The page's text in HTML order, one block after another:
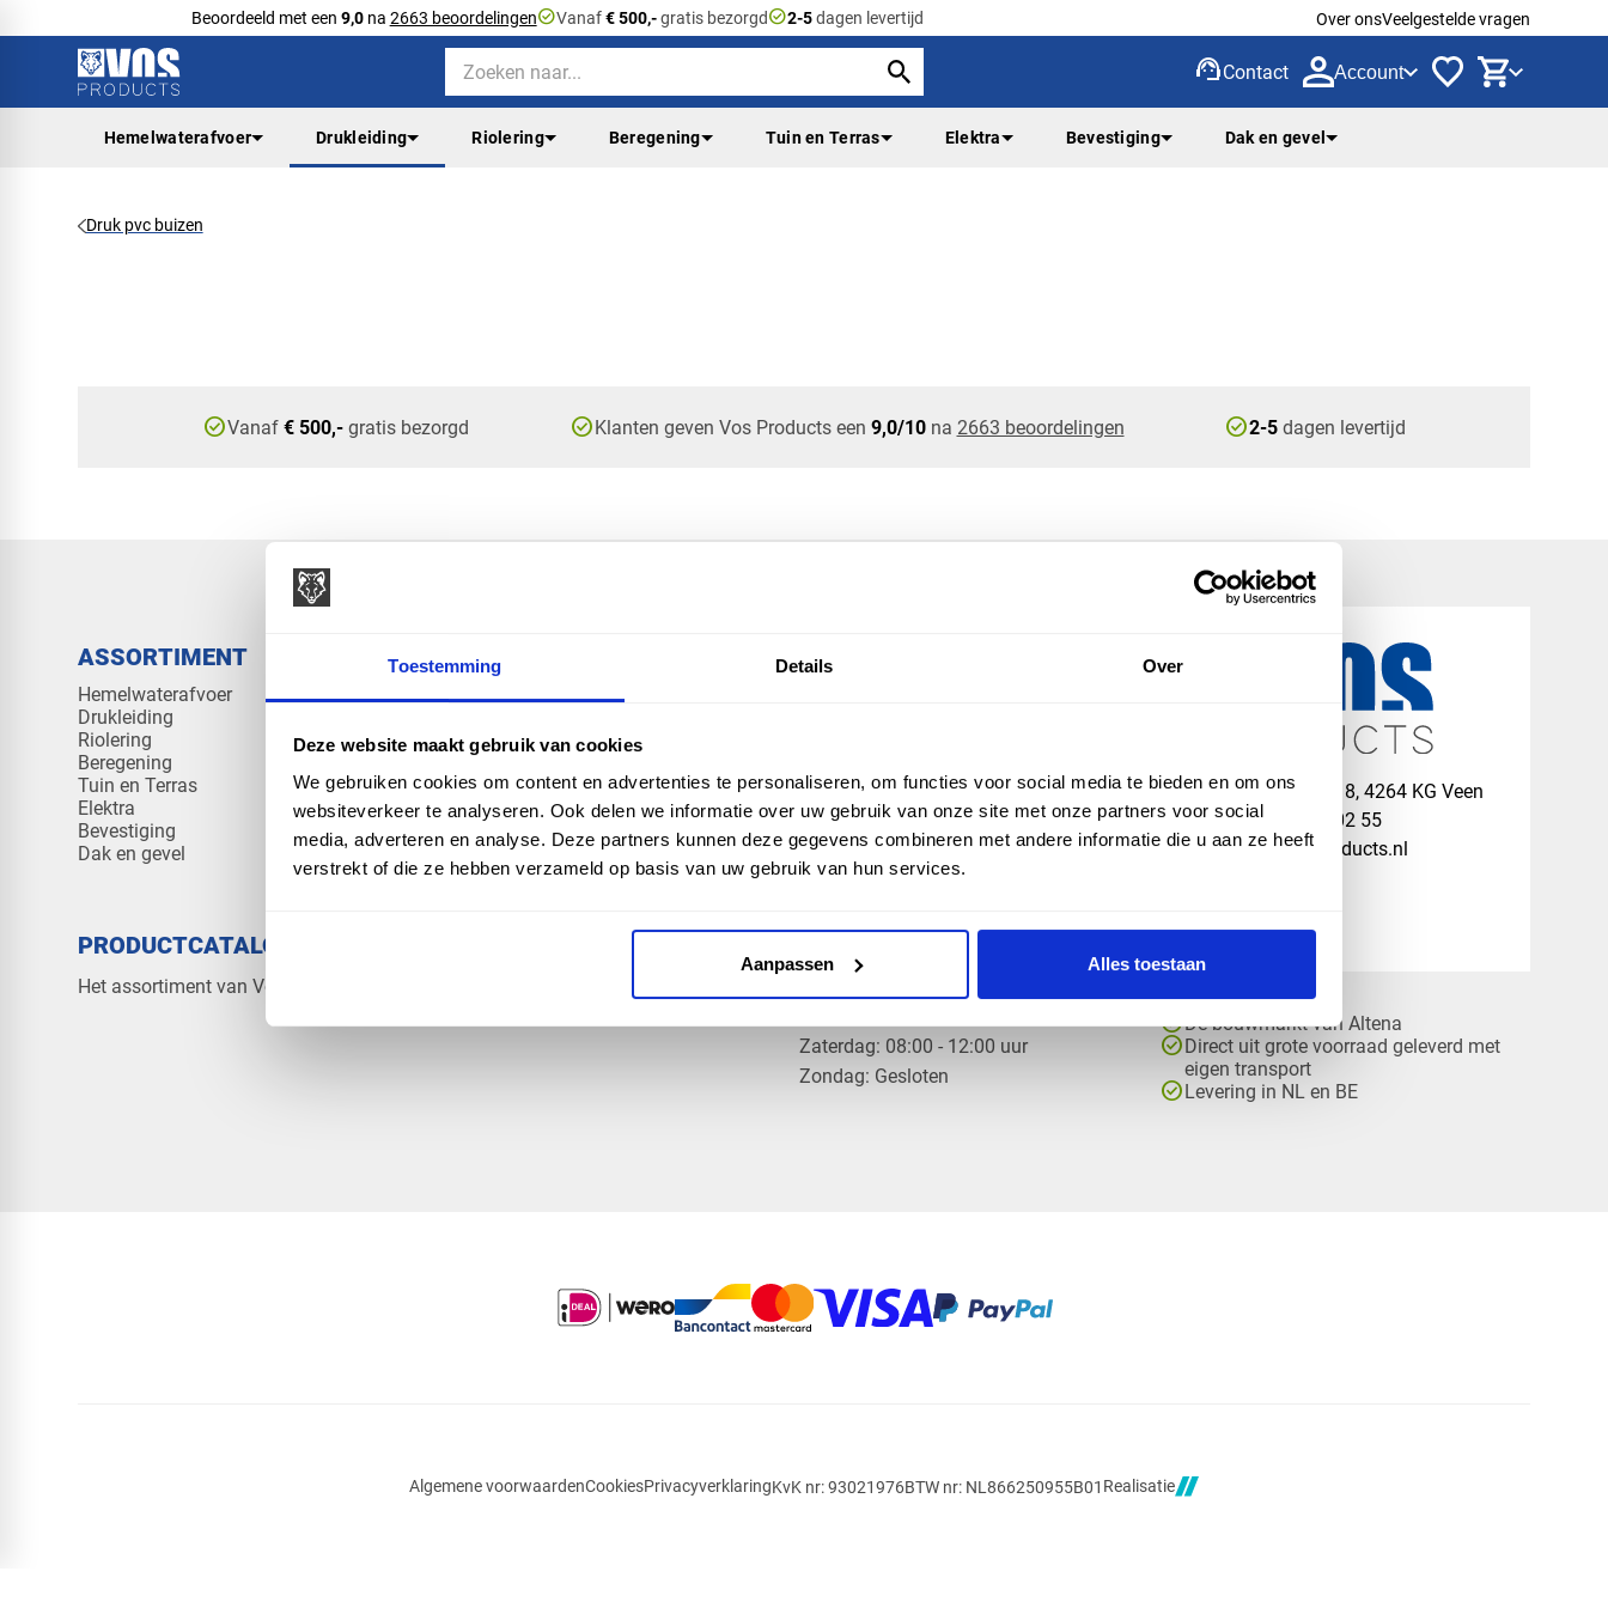
Toestemming Details Over
Deze website maakt gebruik van cookies
We gebruiken cookies om content en advertenties te personaliseren, om functies voor social media te bieden en om ons
websiteverkeer te analyseren. Ook delen we informatie over uw gebruik van onze site met onze partners voor social
media, adverteren en analyse. Deze partners kunnen deze gegevens combineren met andere informatie die u aan ze heeft
verstrekt of die ze hebben verzameld op basis van uw gebruik van hun services.
Aanpassen Alles toestaan
Beoordeeld met een 9,0na 2663 beoordelingencheck_circleVanaf€ 500,-gratis bezorgdcheck_circle2-5dagen levertijd Over onsVeelgestelde vragen
support_agentContact Account
Hemelwaterafvoer Drukleiding Riolering Beregening Tuin en Terras Elektra Bevestiging Dak en gevel
Druk pvc buizen
check_circleVanaf € 500,-gratis bezorgd check_circleKlanten geven Vos Products een 9,0/10na 2663 beoordelingen check_circle2-5 dagen levertijd
ASSORTIMENT
Hemelwaterafvoer
Drukleiding
Riolering
Beregening
Tuin en Terras
Elektra
Bevestiging
Dak en gevel
KENNIS EN HULP
Klantenservice
Veelgestelde vragen
ZAKELIJK
PRODUCTCATALOGUS 2026
Het assortiment van Vos Products
​Zaterdag: 08:00 - 12:00 uur
​Zondag: Gesloten
map Veensesteeg 8, 4264 KG Veen
phone_enabled +31 416 75 02 55
mail info@vosproducts.nl
check_circleDé bouwmarkt van Altena
check_circle Direct uit grote voorraad geleverd met
eigen transport
check_circle Levering in NL en BE
Algemene voorwaardenCookiesPrivacyverklaringKvK nr: 93021976BTW nr: NL866250955B01 Realisatie